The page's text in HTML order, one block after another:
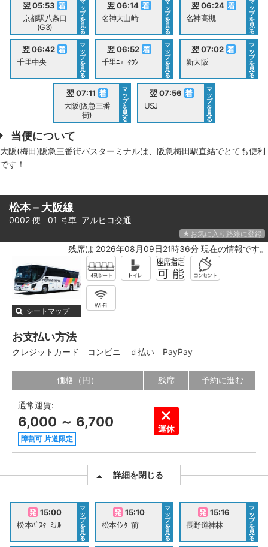
翌 05:53
京都駅八条口
(G3)
ッ
プ
を
見
る
翌 06:14
名神大山崎
ッ
プ
を
見
る
翌 06:24
名神高槻
ッ
プ
を
見
る
翌 06:42
千里中央
マ
ッ
プ
を
見
る
翌 06:52
千里ﾆｭｰﾀｳﾝ
マ
ッ
プ
を
見
る
翌 07:02
新大阪
マ
ッ
プ
を
見
る
翌 07:11
大阪(阪急三番
街)
マ
ッ
プ
を
見
る
翌 07:56
USJ
マ
ッ
プ
を
見
る
当便について
大阪(梅田)阪急三番街バスターミナルは、阪急梅田駅直結でとても便利
です！
松本－大阪線
0002 便 01 号車 アルピコ交通
★お気に入り路線に登録
残席は 2026年08月09日21時36分 現在の情報です。
シートマップ
お支払い方法
クレジットカード コンビニ ｄ払い PayPay
価格（円） 残席 予約に進む
通常運賃:
6,000 ～ 6,700
障割可 片道限定
運休
詳細を閉じる
15:00
松本ﾊﾞｽﾀｰﾐﾅﾙ
マ
ッ
プ
を
見
る
15:10
松本ｲﾝﾀｰ前
マ
ッ
プ
を
見
る
15:16
長野道神林
マ
ッ
プ
を
見
る